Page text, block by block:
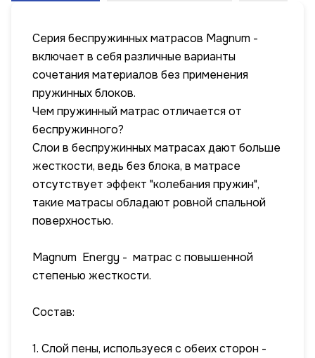
Серия беспружинных матрасов Magnum -
включает в себя различные варианты
сочетания материалов без применения
пружинных блоков.
Чем пружинный матрас отличается от
беспружинного?
Слои в беспружинных матрасах дают больше
жесткости, ведь без блока, в матрасе
отсутствует эффект "колебания пружин",
такие матрасы обладают ровной спальной
поверхностью.
Magnum Energy - матрас с повышенной
степенью жесткости.
Состав:
1. Слой пены, используеся с обеих сторон -